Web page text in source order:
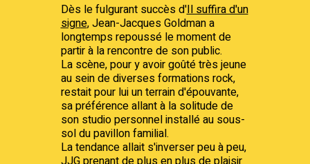
Dès le fulgurant succès d'Il suffira d'un
signe, Jean-Jacques Goldman a
longtemps repoussé le moment de
partir à la rencontre de son public.
La scène, pour y avoir goûté très jeune
au sein de diverses formations rock,
restait pour lui un terrain d'épouvante,
sa préférence allant à la solitude de
son studio personnel installé au sous-
sol du pavillon familial.
La tendance allait s'inverser peu à peu,